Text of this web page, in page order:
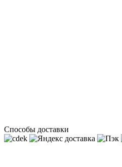
Способы доставки